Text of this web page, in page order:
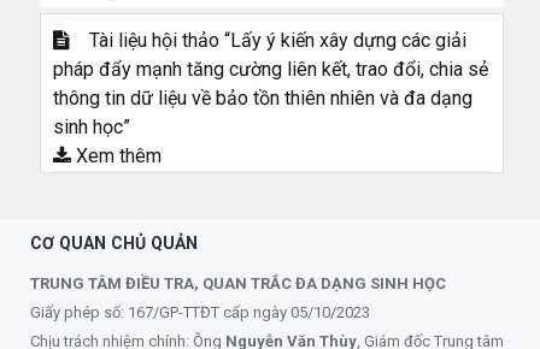
Tài liệu hội thảo “Lấy ý kiến xây dựng các giải
pháp đẩy mạnh tăng cường liên kết, trao đổi, chia sẻ
thông tin dữ liệu về bảo tồn thiên nhiên và đa dạng
sinh học”
Xem thêm
CƠ QUAN CHỦ QUẢN
TRUNG TÂM ĐIỀU TRA, QUAN TRẮC ĐA DẠNG SINH HỌC
Giấy phép số: 167/GP-TTĐT cấp ngày 05/10/2023
Chịu trách nhiệm chính: Ông Nguyễn Văn Thùy, Giám đốc Trung tâm